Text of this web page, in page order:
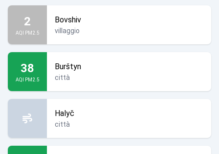
2
AQI PM2.5
Bovshiv
villaggio
38
AQI PM2.5
Burštyn
città
Halyč
città